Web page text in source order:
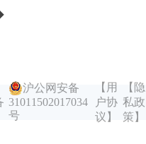
| vnpy
沪公网安备
31011502017034
号
【用
户协
议】
【隐
私政
策】